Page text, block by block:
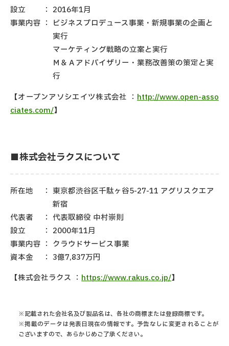
設立
： 2016年1月
事業内容 ： ビジネスプロデュース事業・新規事業の企画と
実行
マーケティング戦略の立案と実行
Ｍ＆Ａアドバイザリー・業務改善策の策定と実
行
【オープンアソシエイツ株式会社 ： http://www.open-asso
ciates.com/】
■株式会社ラクスについて
所在地 ： 東京都渋谷区千駄ヶ谷5-27-11 アグリスクエア
新宿
代表者
： 代表取締役 中村崇則
設立
： 2000年11月
事業内容 ： クラウドサービス事業
資本金
： 3億7,837万円
【株式会社ラクス ： https://www.rakus.co.jp/】
※記載された会社名及び製品名は、各社の商標または登録商標です。
※掲載のデータは発表日現在の情報です。予告なしに変更されることが
ございますので、あらかじめご了承ください。